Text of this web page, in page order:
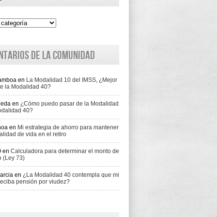
de la comunidad
en La Modalidad 10 del IMSS, ¿Mejor
la Modalidad 40?
en ¿Cómo puedo pasar de la Modalidad
40?
en Mi estrategia de ahorro para mantener
de vida en el retiro
en Calculadora para determinar el monto de
(Ley 73)
en ¿La Modalidad 40 contempla que mi
pensión por viudez?